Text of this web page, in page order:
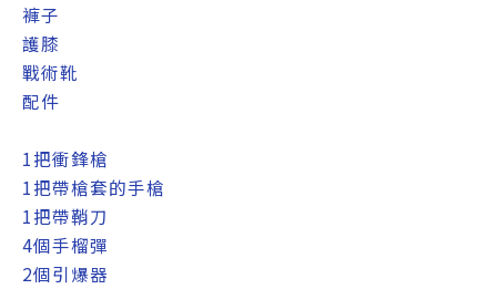
褲子
護膝
戰術靴
配件
1把衝鋒槍
1把帶槍套的手槍
1把帶鞘刀
4個手榴彈
2個引爆器